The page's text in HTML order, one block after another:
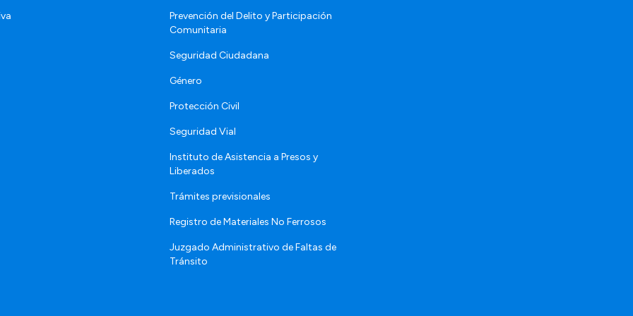
Prevención del Delito y Participación
Comunitaria
Seguridad Ciudadana
Género
Protección Civil
Seguridad Vial
Instituto de Asistencia a Presos y
Liberados
Trámites previsionales
Registro de Materiales No Ferrosos
Juzgado Administrativo de Faltas de
Tránsito